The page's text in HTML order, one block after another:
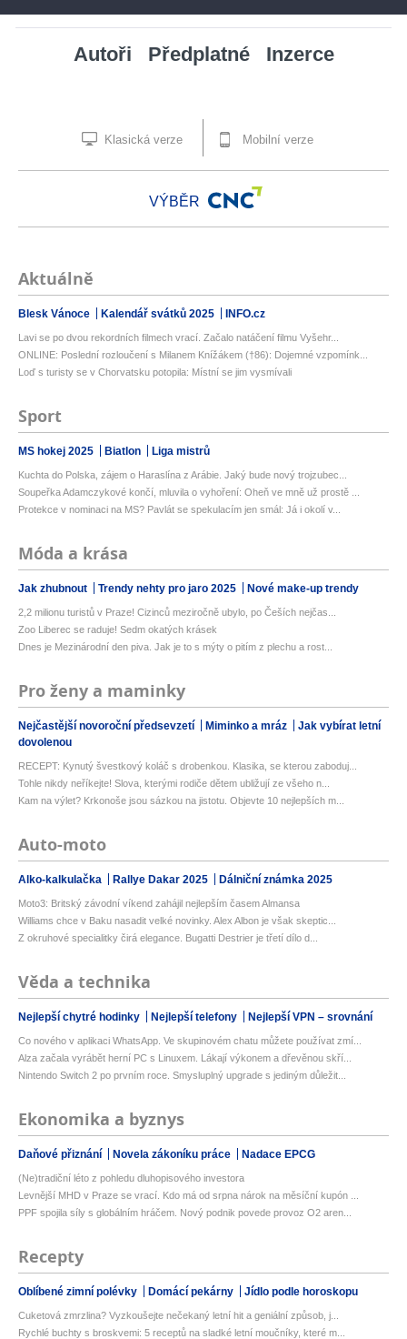
Autoři Předplatné Inzerce
Klasická verze Mobilní verze
VÝBĚR
Aktuálně
Blesk Vánoce Kalendář svátků 2025 INFO.cz
Lavi se po dvou rekordních filmech vrací. Začalo natáčení filmu Vyšehr...
ONLINE: Poslední rozloučení s Milanem Knížákem (†86): Dojemné vzpomínk...
Loď s turisty se v Chorvatsku potopila: Místní se jim vysmívali
Sport
MS hokej 2025 Biatlon Liga mistrů
Kuchta do Polska, zájem o Haraslína z Arábie. Jaký bude nový trojzubec...
Soupeřka Adamczykové končí, mluvila o vyhoření: Oheň ve mně už prostě ...
Protekce v nominaci na MS? Pavlát se spekulacím jen smál: Já i okolí v...
Móda a krása
Jak zhubnout Trendy nehty pro jaro 2025 Nové make-up trendy
2,2 milionu turistů v Praze! Cizinců meziročně ubylo, po Češích nejčas...
Zoo Liberec se raduje! Sedm okatých krásek
Dnes je Mezinárodní den piva. Jak je to s mýty o pitím z plechu a rost...
Pro ženy a maminky
Nejčastější novoroční předsevzetí Miminko a mráz
Jak vybírat letní
dovolenou
RECEPT: Kynutý švestkový koláč s drobenkou. Klasika, se kterou zaboduj...
Tohle nikdy neříkejte! Slova, kterými rodiče dětem ubližují ze všeho n...
Kam na výlet? Krkonoše jsou sázkou na jistotu. Objevte 10 nejlepších m...
Auto-moto
Alko-kalkulačka Rallye Dakar 2025 Dálniční známka 2025
Moto3: Britský závodní víkend zahájil nejlepším časem Almansa
Williams chce v Baku nasadit velké novinky. Alex Albon je však skeptic...
Z okruhové specialitky čirá elegance. Bugatti Destrier je třetí dílo d...
Věda a technika
Nejlepší chytré hodinky Nejlepší telefony Nejlepší VPN – srovnání
Co nového v aplikaci WhatsApp. Ve skupinovém chatu můžete používat zmí...
Alza začala vyrábět herní PC s Linuxem. Lákají výkonem a dřevěnou skří...
Nintendo Switch 2 po prvním roce. Smysluplný upgrade s jediným důležit...
Ekonomika a byznys
Daňové přiznání Novela zákoníku práce Nadace EPCG
(Ne)tradiční léto z pohledu dluhopisového investora
Levnější MHD v Praze se vrací. Kdo má od srpna nárok na měsíční kupón ...
PPF spojila síly s globálním hráčem. Nový podnik povede provoz O2 aren...
Recepty
Oblíbené zimní polévky Domácí pekárny Jídlo podle horoskopu
Cuketová zmrzlina? Vyzkoušejte nečekaný letní hit a geniální způsob, j...
Rychlé buchty s broskvemi: 5 receptů na sladké letní moučníky, které m...